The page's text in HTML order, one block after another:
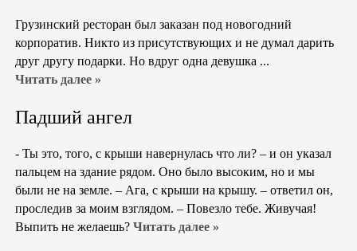
Грузинский ресторан был заказан под новогодний
корпоратив. Никто из присутствующих и не думал дарить
друг другу подарки. Но вдруг одна девушка ...
Читать далее »
Падший ангел
- Ты это, того, с крыши навернулась что ли? – и он указал
пальцем на здание рядом. Оно было высоким, но и мы
были не на земле. – Ага, с крыши на крышу. – ответил он,
проследив за моим взглядом. – Повезло тебе. Живучая!
Выпить не желаешь? Читать далее »